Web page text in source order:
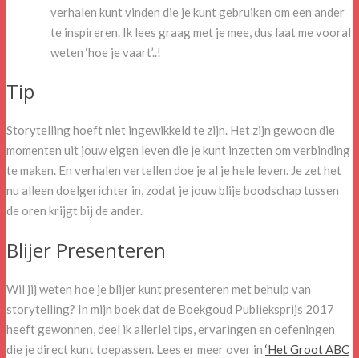
verhalen kunt vinden die je kunt gebruiken om een ander
te inspireren. Ik lees graag met je mee, dus laat me vooral
weten ‘hoe je vaart’..!
Tip
Storytelling hoeft niet ingewikkeld te zijn. Het zijn gewoon die
momenten uit jouw eigen leven die je kunt inzetten om verbinding
te maken. En verhalen vertellen doe je al je hele leven. Je zet het
nu alleen doelgerichter in, zodat je jouw blije boodschap tussen
de oren krijgt bij de ander.
Blijer Presenteren
Wil jij weten hoe je blijer kunt presenteren met behulp van
storytelling? In mijn boek dat de Boekgoud Publieksprijs 2017
heeft gewonnen, deel ik allerlei tips, ervaringen en oefeningen
die je direct kunt toepassen. Lees er meer over in ‘Het Groot ABC